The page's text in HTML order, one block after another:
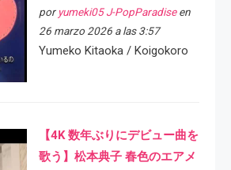
por yumeki05 J-PopParadiseen
26 marzo 2026 a las 3:57
Yumeko Kitaoka / Koigokoro
【4K 数年ぶりにデビュー曲を
歌う】松本典子 春色のエアメ